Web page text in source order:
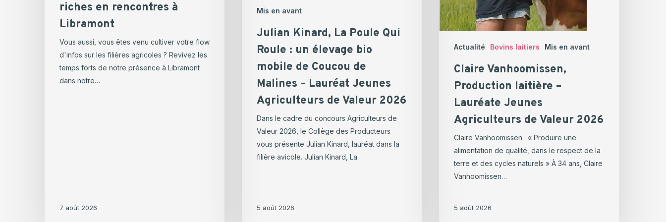
riches en rencontres à
Libramont
Vous aussi, vous êtes venu cultiver votre flow
d'infos sur les filières agricoles ? Revivez les
temps forts de notre présence à Libramont
dans notre…
7 août 2026
Mis en avant
Jeunes
Agriculteurs
Valeur
Julian Kinard, La Poule Qui
Roule : un élevage bio
mobile de Coucou de
Malines – Lauréat Jeunes
Agriculteurs de Valeur 2026
Dans le cadre du concours Agriculteurs de
Valeur 2026, le Collège des Producteurs
vous présente Julian Kinard, lauréat dans la
filière avicole. Julian Kinard, La…
5 août 2026
Actualité Bovins laitiers Mis en avant
Claire Vanhoomissen,
Production laitière –
Lauréate Jeunes
Agriculteurs de Valeur 2026
Claire Vanhoomissen : « Produire une
alimentation de qualité, dans le respect de la
terre et des cycles naturels » À 34 ans, Claire
Vanhoomissen…
5 août 2026